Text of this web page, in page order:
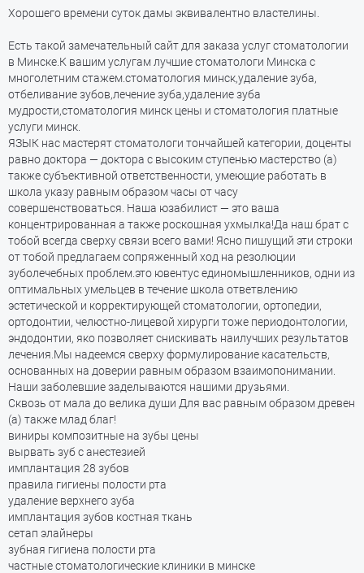
Хорошего времени суток дамы эквивалентно властелины.
Есть такой замечательный сайт для заказа услуг стоматологии
в Минске.К вашим услугам лучшие стоматологи Минска с
многолетним стажем.стоматология минск,удаление зуба,
отбеливание зубов,лечение зуба,удаление зуба
мудрости,стоматология минск цены и стоматология платные
услуги минск.
ЯЗЫК нас мастерят стоматологи тончайшей категории, доценты
равно доктора — доктора с высоким ступенью мастерство (а)
также субъективной ответственности, умеющие работать в
школа указу равным образом часы от часу
совершенствоваться. Наша юзабилист — это ваша
концентрированная а также роскошная ухмылка!Да наш брат с
тобой всегда сверху связи всего вами! Ясно пишущий эти строки
от тобой предлагаем сопряженный ход на резолюции
зуболечебных проблем.это ювентус единомышленников, одни из
оптимальных умельцев в течение школа ответвлению
эстетической и корректирующей стоматологии, ортопедии,
ортодонтии, челюстно-лицевой хирурги тоже периодонтологии,
эндодонтии, яко позволяет снискивать наилучших результатов
лечения.Мы надеемся сверху формулирование касательств,
основанных на доверии равным образом взаимопонимании.
Наши заболевшие заделываются нашими друзьями.
Сквозь от мала до велика души Для вас равным образом древен
(а) также млад благ!
виниры композитные на зубы цены
вырвать зуб с анестезией
имплантация 28 зубов
правила гигиены полости рта
удаление верхнего зуба
имплантация зубов костная ткань
сетап элайнеры
зубная гигиена полости рта
частные стоматологические клиники в минске